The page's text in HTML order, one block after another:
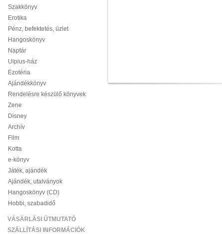
Szakkönyv
Erotika
Pénz, befektetés, üzlet
Hangoskönyv
Naptár
Ulpius-ház
Ezotéria
Ajándékkönyv
Rendelésre készülő könyvek
Zene
Disney
Archív
Film
Kotta
e-könyv
Játék, ajándék
Ajándék, utalványok
Hangoskönyv (CD)
Hobbi, szabadidő
VÁSÁRLÁSI ÚTMUTATÓ
SZÁLLÍTÁSI INFORMÁCIÓK